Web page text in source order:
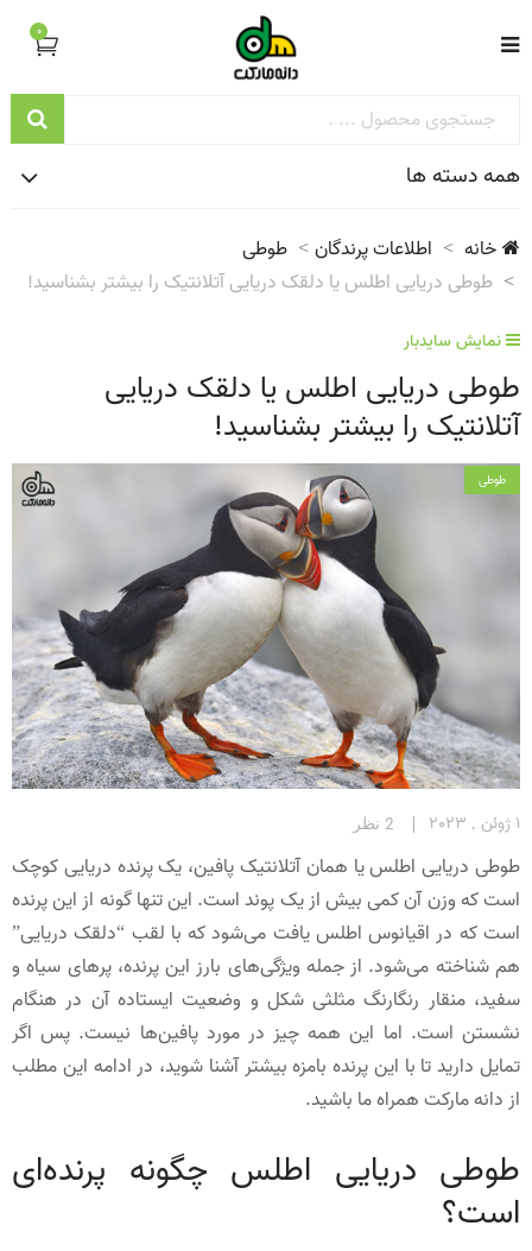
0
همه دسته ها
خانه اطلاعات پرندگان
طوطی
طوطی دریایی اطلس یا دلقک دریایی آتلانتیک را بیشتر بشناسید!
نمایش سایدبار
طوطی دریایی اطلس یا دلقک دریایی
آتلانتیک را بیشتر بشناسید!
طوطی
1 ژوئن , 2023 2 نظر
طوطی دریایی اطلس یا همان آتلانتیک پافین، یک پرنده دریایی کوچک
است که وزن آن کمی بیش از یک پوند است. این تنها گونه از این پرنده
است که در اقیانوس اطلس یافت می‌شود که با لقب “دلقک دریایی”
هم شناخته می‌شود. از جمله ویژگی‌های بارز این پرنده، پرهای سیاه و
سفید، منقار رنگارنگ مثلثی شکل و وضعیت ایستاده آن در هنگام
نشستن است. اما این همه چیز در مورد پافین‌ها نیست. پس اگر
تمایل دارید تا با این پرنده بامزه بیشتر آشنا شوید، در ادامه این مطلب
از دانه مارکت همراه ما باشید.
طوطی دریایی اطلس چگونه پرنده‌ای
است؟